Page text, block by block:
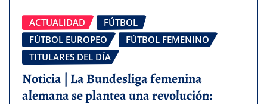
ACTUALIDAD
FÚTBOL
FÚTBOL EUROPEO
FÚTBOL FEMENINO
TITULARES DEL DÍA
Noticia | La Bundesliga femenina
alemana se plantea una revolución: